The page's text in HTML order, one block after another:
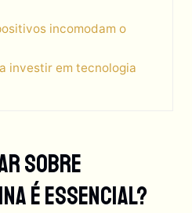
incomodam o
investir em tecnologia
Sobre
É Essencial?